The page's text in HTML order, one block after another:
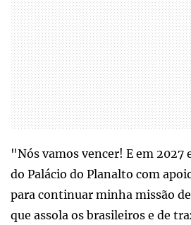
"Nós vamos vencer! E em 2027
do Palácio do Planalto com
para continuar minha missão
que assola os brasileiros e de